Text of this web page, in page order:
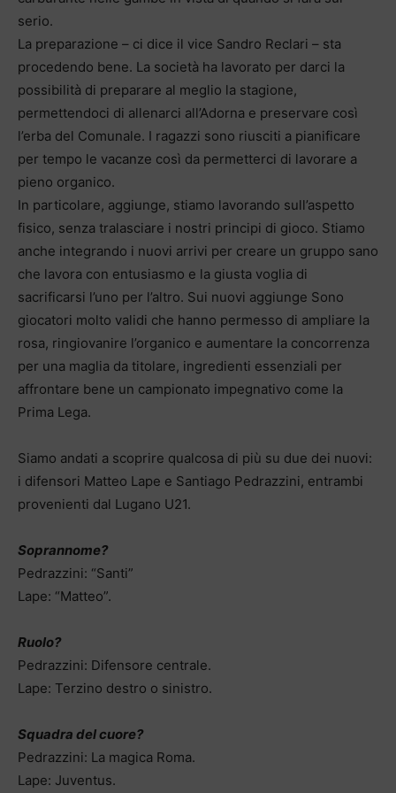
serio.
La preparazione – ci dice il vice Sandro Reclari – sta
procedendo bene. La società ha lavorato per darci la
possibilità di preparare al meglio la stagione,
permettendoci di allenarci all’Adorna e preservare così
l’erba del Comunale. I ragazzi sono riusciti a pianificare
per tempo le vacanze così da permetterci di lavorare a
pieno organico.
In particolare, aggiunge, stiamo lavorando sull’aspetto
fisico, senza tralasciare i nostri principi di gioco. Stiamo
anche integrando i nuovi arrivi per creare un gruppo sano
che lavora con entusiasmo e la giusta voglia di
sacrificarsi l’uno per l’altro. Sui nuovi aggiunge Sono
giocatori molto validi che hanno permesso di ampliare la
rosa, ringiovanire l’organico e aumentare la concorrenza
per una maglia da titolare, ingredienti essenziali per
affrontare bene un campionato impegnativo come la
Prima Lega.
Siamo andati a scoprire qualcosa di più su due dei nuovi:
i difensori Matteo Lape e Santiago Pedrazzini, entrambi
provenienti dal Lugano U21.
Soprannome?
Pedrazzini: “Santi”
Lape: “Matteo”.
Ruolo?
Pedrazzini: Difensore centrale.
Lape: Terzino destro o sinistro.
Squadra del cuore?
Pedrazzini: La magica Roma.
Lape: Juventus.